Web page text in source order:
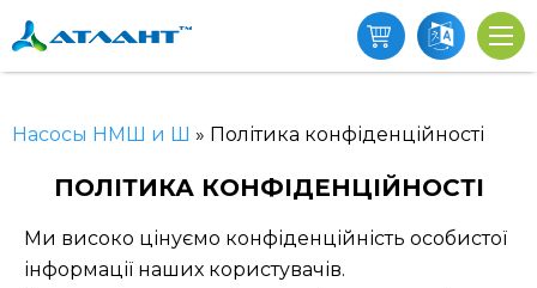
Насосы НМШ и Ш » Політика конфіденційності
ПОЛІТИКА КОНФІДЕНЦІЙНОСТІ
Ми високо цінуємо конфіденційність особистої
інформації наших користувачів.